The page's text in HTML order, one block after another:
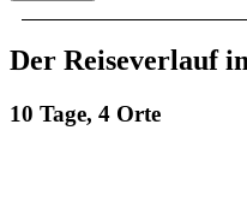
Der Reiseverlauf
10 Tage, 4 Orte